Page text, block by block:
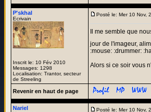
P'skhal
Ecrivain
Inscrit le: 10 Fév 2010
Messages: 1298
Localisation: Trantor, secteur
de Streeling
Posté le: Mer 10 Nov,
Il me semble que
jour de l'imageur,
:mouse: :drummer:
Alors si ce soir vous
Revenir en haut de page
Nariel Posté le: Mer 10 Nov,